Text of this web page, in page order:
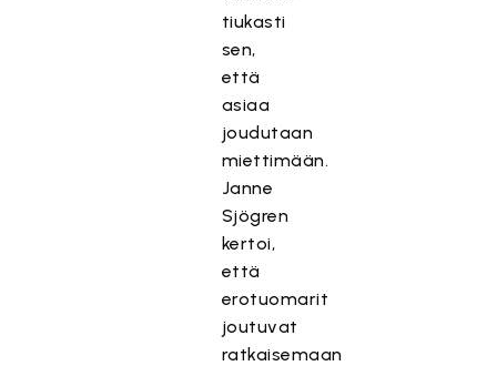
tiukasti
sen,
että
asiaa
joudutaan
miettimään.
Janne
Sjögren
kertoi,
että
erotuomarit
joutuvat
ratkaisemaan